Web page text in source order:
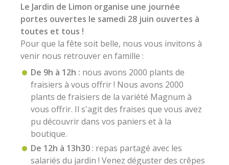
Le Jardin de Limon organise une journée
portes ouvertes le samedi 28 juin ouvertes à
toutes et tous !
Pour que la fête soit belle, nous vous invitons à
venir nous retrouver en famille :
De 9h à 12h : nous avons 2000 plants de
fraisiers à vous offrir ! Nous avons 2000
plants de fraisiers de la variété Magnum à
vous offrir. Il s'agit des fraises que vous avez
pu découvrir dans vos paniers et à la
boutique.
De 12h à 13h30: repas partagé avec les
salariés du jardin ! Venez déguster des crêpes